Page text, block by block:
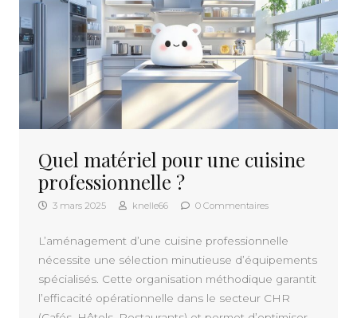
Quel matériel pour une cuisine
professionnelle ?
3 mars 2025 knelle66 0 Commentaires
L’aménagement d’une cuisine professionnelle
nécessite une sélection minutieuse d’équipements
spécialisés. Cette organisation méthodique garantit
l’efficacité opérationnelle dans le secteur CHR